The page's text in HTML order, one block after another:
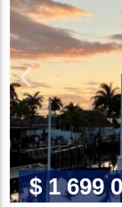
$ 1 699